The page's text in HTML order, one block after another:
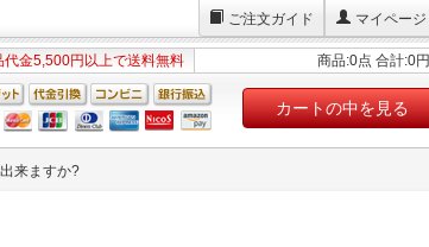
ご注文ガイド マイページ
代金5,500円以上で送料無料 商品:0点 合計:0円
カートの中を見る
来ますか?